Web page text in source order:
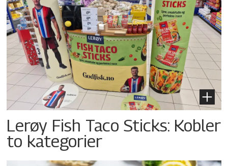
Lerøy Fish Taco Sticks: Kobler
to kategorier